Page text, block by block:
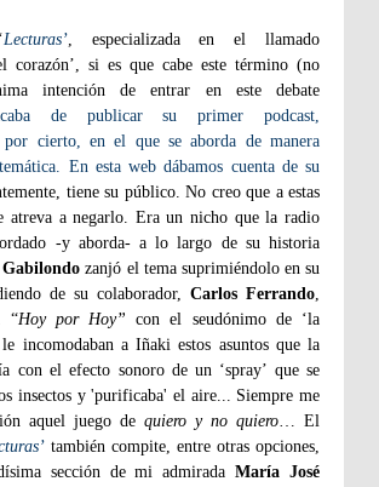
Lecturas’, especializada en el llamado
corazón’, si es que cabe este término (no
intención de entrar en este debate
de publicar su primer podcast,
por cierto, en el que se aborda de manera
En esta web dábamos cuenta de su
tiene su público. No creo que a estas
atreva a negarlo. Era un nicho que la radio
-y aborda- a lo largo de su historia
zanjó el tema suprimiéndolo en su
de su colaborador, Carlos Ferrando,
“Hoy por Hoy” con el seudónimo de ‘la
incomodaban a Iñaki estos asuntos que la
con el efecto sonoro de un ‘spray’ que se
insectos y 'purificaba' el aire... Siempre me
aquel juego de quiero y no quiero… El
también compite, entre otras opciones,
sección de mi admiradaMaría José